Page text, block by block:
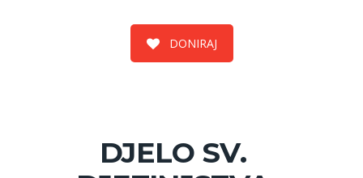
DONIRAJ
DJELO SV.